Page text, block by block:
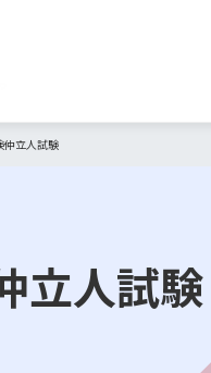
仲立人試験
立人試験